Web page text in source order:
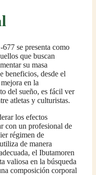
se presenta como
que buscan
su masa
beneficios, desde el
en la
del sueño, es fácil ver
atletas y culturistas.
los efectos
con un profesional de
régimen de
de manera
el Ibutamoren
valiosa en la búsqueda
composición corporal